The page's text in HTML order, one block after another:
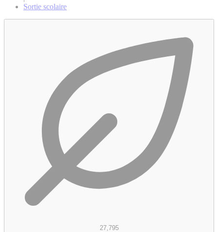
Sortie scolaire
27,795